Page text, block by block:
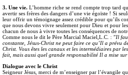
3. Une vie. L’homme riche se rend compte trop tard
avertir ses frères des dangers d’une vie égoïste ! Si
leur offrir un témoignage assez crédible pour qu’ils
que nous devons vivre seulement pour Dieu et pour
chacun de nous à vivre toutes les conséquences de
Comme nous le dit le Père Marcial Maciel,L.C. : "Il
constante, Jésus-Christ ne peut faire ce qu’Il a prévu
Christ. Vous êtes les canaux et les intermédiaires par
fait, mais aussi quel grande responsabilité Il a mise
Dialogue avec le Christ
Seigneur Jésus, merci de m’enseigner par l’évangile